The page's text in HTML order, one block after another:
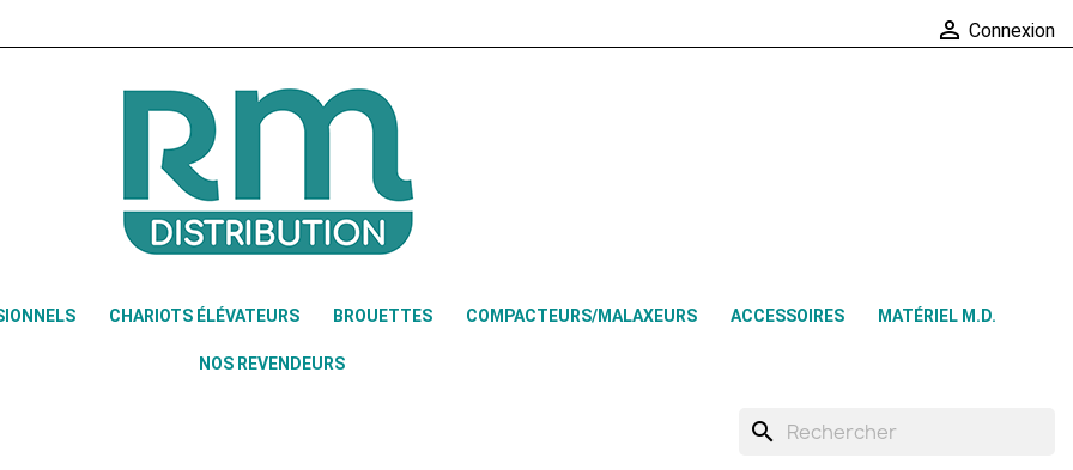
 Connexion
CHARIOTS ÉLÉVATEURS BROUETTES COMPACTEURS/MALAXEURS ACCESSOIRES MATÉRIEL M.D.
NOS REVENDEURS
search